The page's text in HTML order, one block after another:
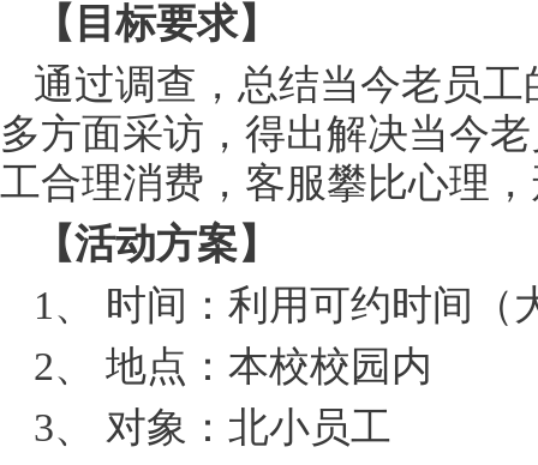
【目标要求】
通过调查，总结当今老员
多方面采访，得出解决当今
工合理消费，客服攀比心理
【活动方案】
1、 时间：利用可约时间（
2、 地点：本校校园内
3、 对象：北小员工